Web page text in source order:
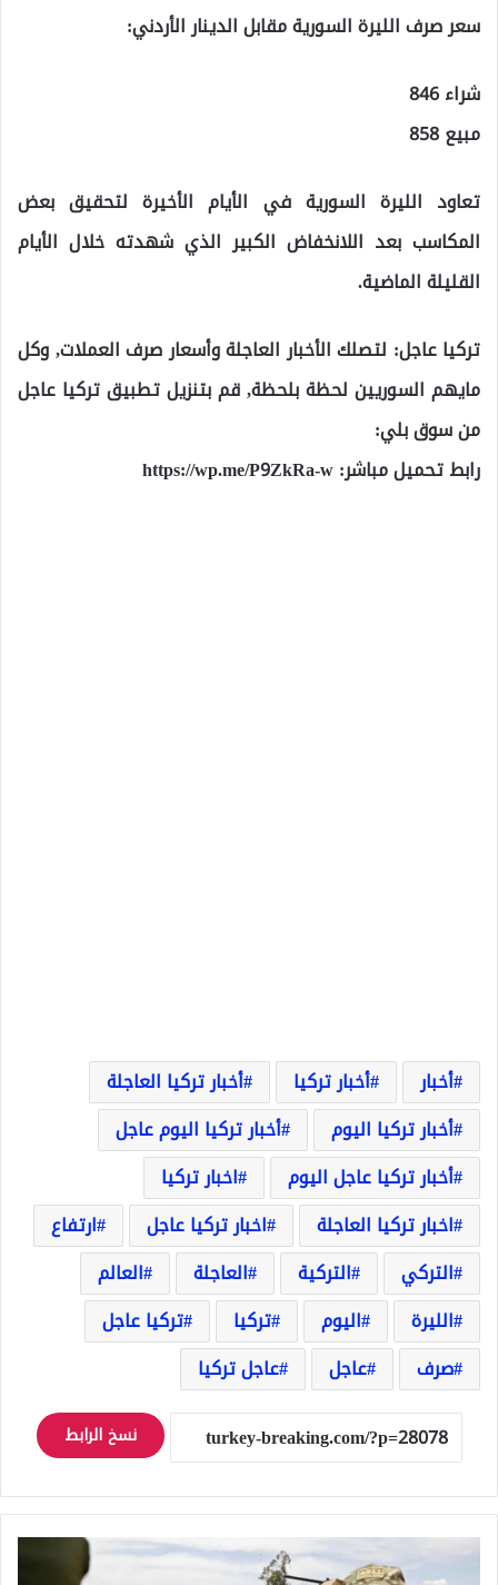
سعر صرف الليرة السورية مقابل الدينار الأردني:
شراء 846
مبيع 858
تعاود الليرة السورية في الأيام الأخيرة لتحقيق بعض
المكاسب بعد اللانخفاض الكبير الذي شهدته خلال الأيام
القليلة الماضية.
تركيا عاجل: لتصلك الأخبار العاجلة وأسعار صرف العملات, وكل
مايهم السوريين لحظة بلحظة, قم بتنزيل تطبيق تركيا عاجل
من سوق بلي:
رابط تحميل مباشر:https://wp.me/P9ZkRa-w
أخبار أخبار تركيا
أخبار تركيا العاجلة
أخبار تركيا اليوم
أخبار تركيا اليوم عاجل
أخبار تركيا عاجل اليوم
اخبار تركيا
اخبار تركيا العاجلة
اخبار تركيا عاجل
ارتفاع
التركي
التركية العاجلة
العالم
الليرة
اليوم تركيا
تركيا عاجل
صرف
عاجل عاجل تركيا
نسخ الرابط
عاجل